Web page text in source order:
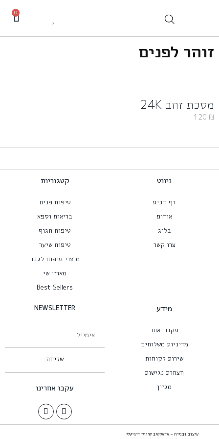
0
זוהר לפנים
מסכת זהב 24K
120 ₪
ניווט
דף הבית
אודות
בלוג
צרו קשר
קטגוריות
טיפוח פנים
בריאות וספא
טיפוח הגוף
טיפוח שיער
מוצרי טיפוח לגבר
מארזי שי
Best Sellers
מידע
תקנון אתר
מדיניות משלוחים
שירות לקוחות
הצהרת נגישות
מגזין
NEWSLETTER
שליחה
עקבו אחרינו
עיצוב ובנייה – אדאקטיב שיווק דיגיטלי